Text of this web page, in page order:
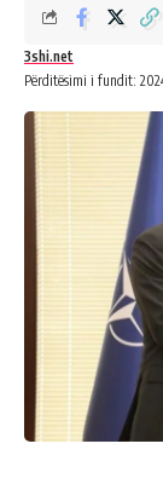
Përditësimi i fundit:
3shi.net